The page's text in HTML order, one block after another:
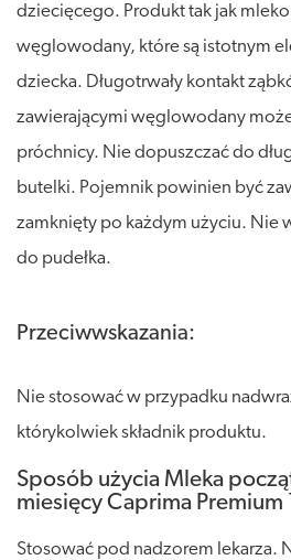
dziecięcego. Produkt tak jak
węglowodany, które są istotnym
dziecka. Długotrwały kontakt
zawierającymi węglowodany
próchnicy. Nie dopuszczać do
butelki. Pojemnik powinien być
zamknięty po każdym użyciu. Nie
do pudełka.
Przeciwwskazania:
Nie stosować w przypadku
którykolwiek składnik produktu.
Sposób użycia Mleka
miesięcy Caprima Premium
Stosować pod nadzorem lekarza.